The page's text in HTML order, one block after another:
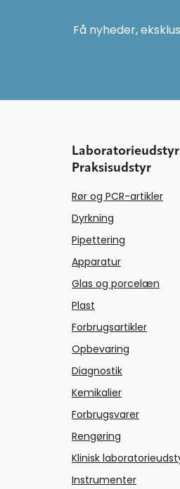
Få nyheder,
Praksisudstyr
Rør og PCR-artikler
Dyrkning
Pipettering
Apparatur
Glas og porcelæn
Plast
Forbrugsartikler
Opbevaring
Diagnostik
Kemikalier
Forbrugsvarer
Rengøring
Klinisk
Instrumenter